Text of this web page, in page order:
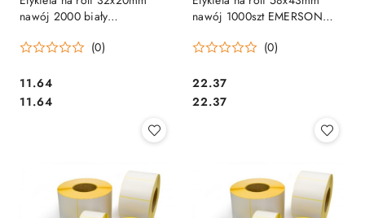
nawój 2000 biały
EMERSON
(0)
Cena:
11.64
Cena:
11.64
nawój 1000szt EMERSON
(0)
Cena:
22.37
Cena:
22.37